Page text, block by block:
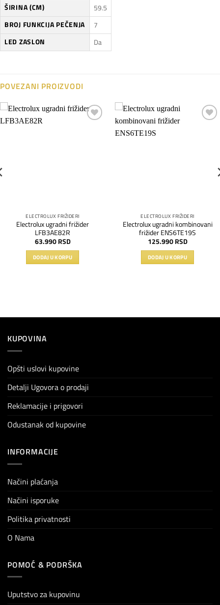
ŠIRINA (CM)
59.5
BROJ FUNKCIJA PEČENJA
7
LED ZASLON
Da
POVEZANI PROIZVODI
ELECTROLUX FRIŽIDERI
Electrolux ugradni frižider
LFB3AE82R
63.990 RSD
DODAJ U KORPU
ELECTROLUX FRIŽIDERI
Electrolux ugradni kombinovani
frižider ENS6TE19S
125.990 RSD
DODAJ U KORPU
KUPOVINA
Opšti uslovi kupovine
Detalji Ugovora o prodaji
Reklamacije i prigovori
Odustanak od kupovine
INFORMACIJE
Načini plaćanja
Načini isporuke
Politika privatnosti
O Nama
POMOĆ & PODRŠKA
Uputstvo za kupovinu